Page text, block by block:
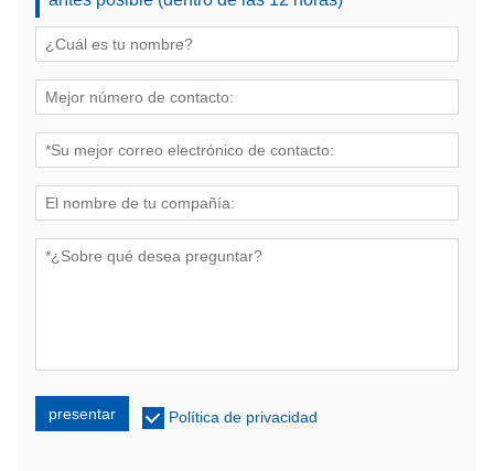
presentar Política de privacidad